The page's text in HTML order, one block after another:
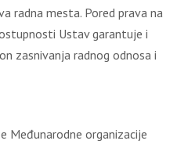
radna mesta. Pored prava na
Ustav garantuje i
zasnivanja radnog odnosa i
Međunarodne organizacije